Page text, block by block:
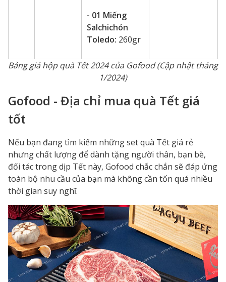
- 01 Miếng
Salchichón
Toledo: 260gr
Bảnggiá hộp quà Tết2024 của Gofood (Cập nhật tháng
1/2024)
Gofood - Địa chỉ mua quà Tết giá
tốt
Nếu bạn đang tìm kiếm nhữngset quà Tết giá rẻ
nhưng chất lượng để dành tặng người thân, bạn bè,
đối tác trong dịp Tết này, Gofood chắc chắn sẽ đáp ứng
toàn bộ nhu cầu của bạn mà không cần tốn quá nhiều
thời gian suy nghĩ.